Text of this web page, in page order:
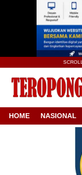
HOME NASIONAL